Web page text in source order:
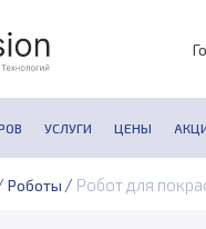
УСЛУГИ ЦЕНЫ
Роботы / Робот для